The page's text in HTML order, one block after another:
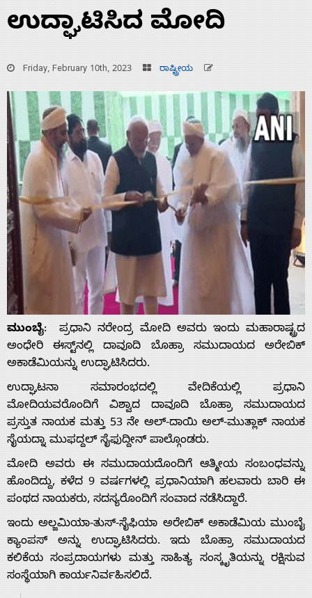
Home
About
Us
ಉದ್ಘಾಟಿಸಿದ ಮೋದಿ
Friday, February 10th, 2023 ರಾಷ್ಟ್ರೀಯ
ಮುಂಬೈ: ಪ್ರಧಾನಿ ನರೇಂದ್ರ ಮೋದಿ ಅವರು ಇಂದು ಮಹಾರಾಷ್ಟ್ರದ
ಅಂಧೇರಿ ಈಸ್ಟ್‌ನಲ್ಲಿ ದಾವೂದಿ ಬೊಹ್ರಾ ಸಮುದಾಯದ ಅರೇಬಿಕ್
ಅಕಾಡೆಮಿಯನ್ನು ಉದ್ಘಾಟಿಸಿದರು.
ಉದ್ಘಾಟನಾ ಸಮಾರಂಭದಲ್ಲಿ ವೇದಿಕೆಯಲ್ಲಿ ಪ್ರಧಾನಿ
ಮೋದಿಯವರೊಂದಿಗೆ ವಿಶ್ವಾದ ದಾವೂದಿ ಬೊಹ್ರಾ ಸಮುದಾಯದ
ಪ್ರಸ್ತುತ ನಾಯಕ ಮತ್ತು 53 ನೇ ಅಲ್-ದಾಯಿ ಅಲ್-ಮುತ್ಲಾಕ್ ನಾಯಕ
ಸೈಯದ್ನಾ ಮುಫದ್ದಲ್ ಸೈಫುದ್ದೀನ್ ಪಾಲ್ಗೊಂಡರು.
ಮೋದಿ ಅವರು ಈ ಸಮುದಾಯದೊಂದಿಗೆ ಆತ್ಮೀಯ ಸಂಬಂಧವನ್ನು
ಹೊಂದಿದ್ದು, ಕಳೆದ 9 ವರ್ಷಗಳಲ್ಲಿ ಪ್ರಧಾನಿಯಾಗಿ ಹಲವಾರು ಬಾರಿ ಈ
ಪಂಥದ ನಾಯಕರು, ಸದಸ್ಯರೊಂದಿಗೆ ಸಂವಾದ ನಡೆಸಿದ್ದಾರೆ.
ಇಂದು ಅಲ್ಜಮಿಯಾ-ತುಸ್-ಸೈಫಿಯಾ ಅರೇಬಿಕ್ ಅಕಾಡೆಮಿಯ ಮುಂಬೈ
ಕ್ಯಾಂಪಸ್ ಅನ್ನು ಉದ್ಘಾಟಿಸಿದರು. ಇದು ಬೊಹ್ರಾ ಸಮುದಾಯದ
ಕಲಿಕೆಯ ಸಂಪ್ರದಾಯಗಳು ಮತ್ತು ಸಾಹಿತ್ಯ ಸಂಸ್ಕೃತಿಯನ್ನು ರಕ್ಷಿಸುವ
ಸಂಸ್ಥೆಯಾಗಿ ಕಾರ್ಯನಿರ್ವಹಿಸಲಿದೆ.